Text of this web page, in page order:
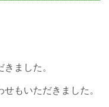
ました。
もいただきました。